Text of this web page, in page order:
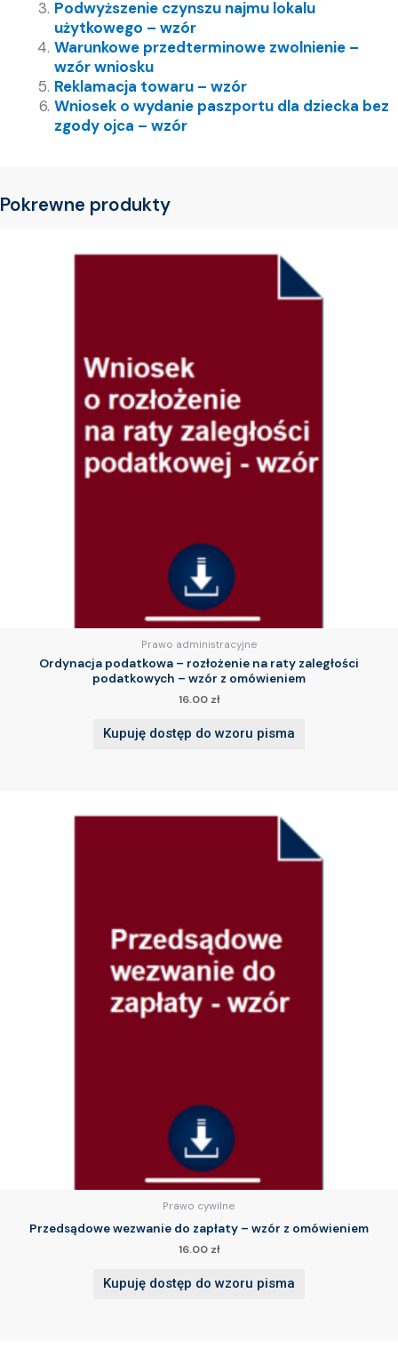
Podwyższenie czynszu najmu lokalu
użytkowego – wzór
Warunkowe przedterminowe zwolnienie –
wzór wniosku
Reklamacja towaru – wzór
Wniosek o wydanie paszportu dla dziecka bez
zgody ojca – wzór
Pokrewne produkty
Prawo administracyjne
Ordynacja podatkowa – rozłożenie na raty zaległości
podatkowych – wzór z omówieniem
16.00 zł
Kupuję dostęp do wzoru pisma
Prawo cywilne
Przedsądowe wezwanie do zapłaty – wzór z omówieniem
16.00 zł
Kupuję dostęp do wzoru pisma